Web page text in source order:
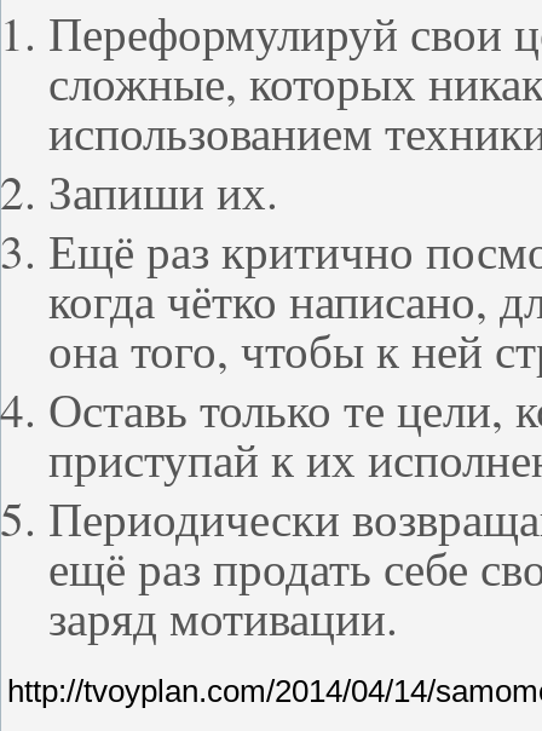
Переформулируй свои
сложные, которых
использованием
Запиши их.
Ещё раз критично
когда чётко написано,
она того, чтобы к ней
Оставь только те цели,
приступай к их
Периодически
ещё раз продать себе
заряд мотивации.
http://tvoyplan.com/2014/04/14/